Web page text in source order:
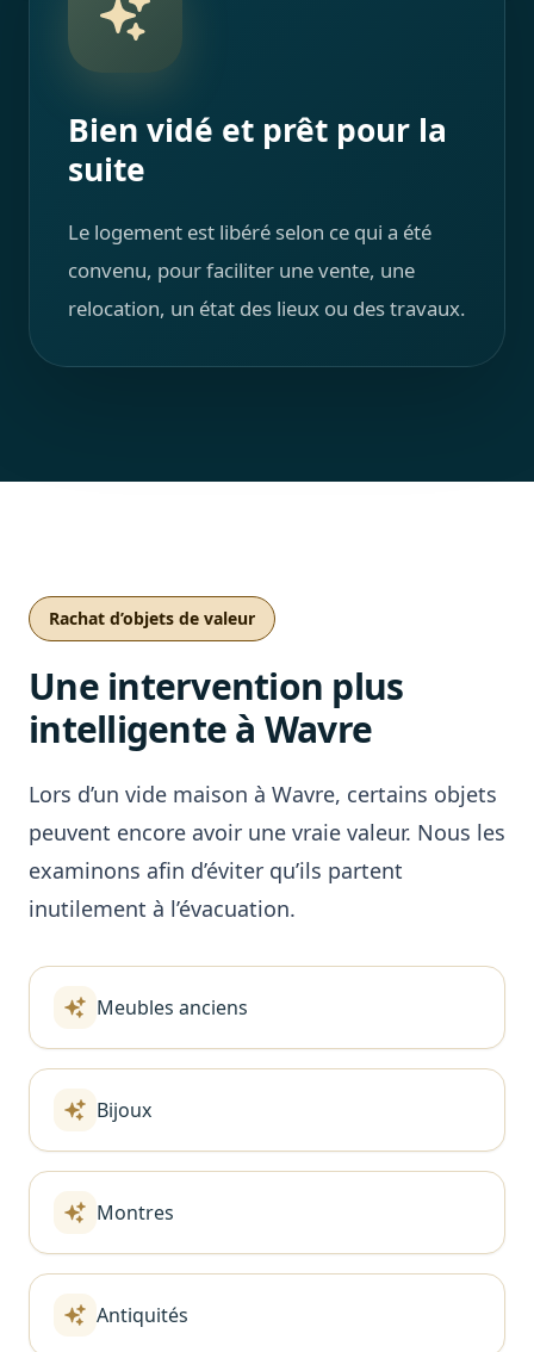
Bien vidé et prêt pour la
suite
Le logement est libéré selon ce qui a été
convenu, pour faciliter une vente, une
relocation, un état des lieux ou des travaux.
Rachat d’objets de valeur
Une intervention plus
intelligente à Wavre
Lors d’un vide maison à Wavre, certains objets
peuvent encore avoir une vraie valeur. Nous les
examinons afin d’éviter qu’ils partent
inutilement à l’évacuation.
Meubles anciens
Bijoux
Montres
Antiquités